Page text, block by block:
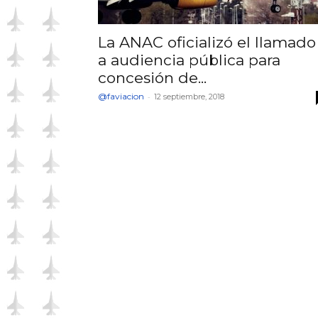
La ANAC oficializó el llamado
a audiencia pública para
concesión de...
@faviacion - 12 septiembre, 2018